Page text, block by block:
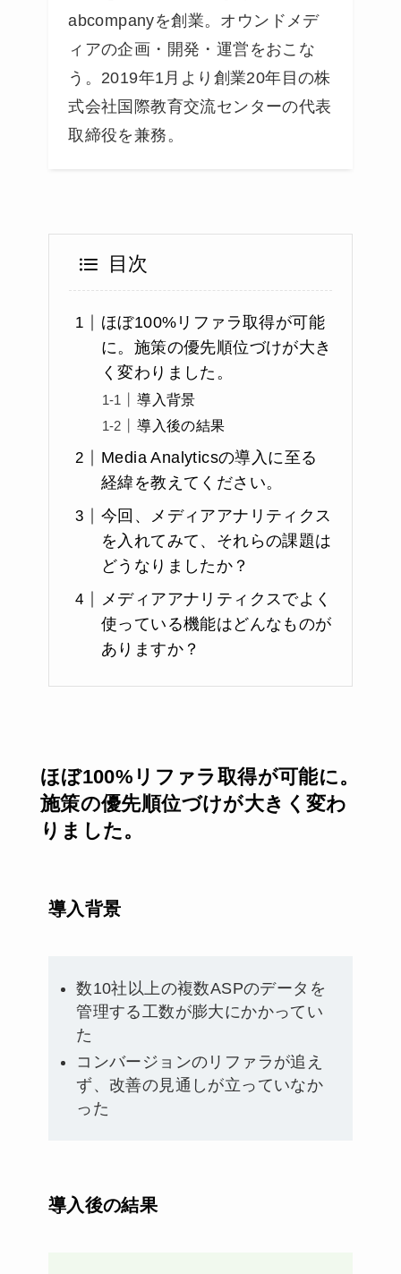
abcompanyを創業。オウンドメデ
ィアの企画・開発・運営をおこな
う。2019年1月より創業20年目の株
式会社国際教育交流センターの代表
取締役を兼務。
目次
ほぼ100%リファラ取得が可能
に。施策の優先順位づけが大き
く変わりました。
導入背景
導入後の結果
Media Analyticsの導入に至る
経緯を教えてください。
今回、メディアアナリティクス
を入れてみて、それらの課題は
どうなりましたか？
メディアアナリティクスでよく
使っている機能はどんなものが
ありますか？
ほぼ100%リファラ取得が可能に。
施策の優先順位づけが大きく変わ
りました。
導入背景
数10社以上の複数ASPのデータを
管理する工数が膨大にかかってい
た
コンバージョンのリファラが追え
ず、改善の見通しが立っていなか
った
導入後の結果